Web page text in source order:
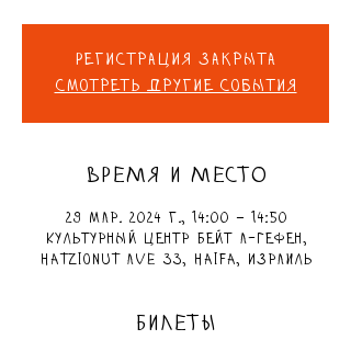
Регистрация закрыта
Смотреть другие события
ВРЕМЯ И МЕСТО
29 мар. 2024 г., 14:00 – 14:50
Культурный центр Бейт а-Гефен,
Hatzionut Ave 33, Haifa, Израиль
БИЛЕТЫ